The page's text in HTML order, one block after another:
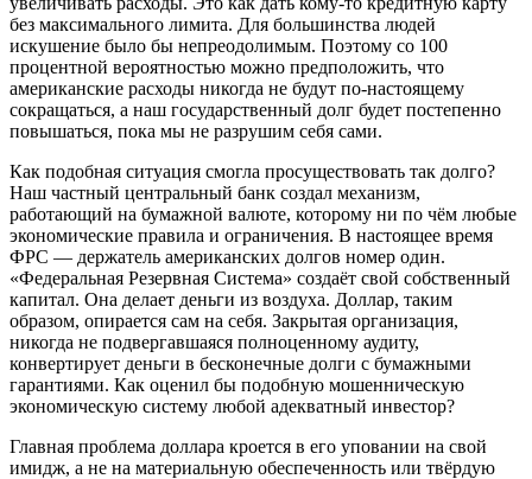
без максимального лимита. Для большинства людей
искушение было бы непреодолимым. Поэтому со 100
процентной вероятностью можно предположить, что
американские расходы никогда не будут по-настоящему
сокращаться, а наш государственный долг будет постепенно
повышаться, пока мы не разрушим себя сами.
Как подобная ситуация смогла просуществовать так долго?
Наш частный центральный банк создал механизм,
работающий на бумажной валюте, которому ни по чём любые
экономические правила и ограничения. В настоящее время
ФРС — держатель американских долгов номер один.
«Федеральная Резервная Система» создаёт свой собственный
капитал. Она делает деньги из воздуха. Доллар, таким
образом, опирается сам на себя. Закрытая организация,
никогда не подвергавшаяся полноценному аудиту,
конвертирует деньги в бесконечные долги с бумажными
гарантиями. Как оценил бы подобную мошенническую
экономическую систему любой адекватный инвестор?
Главная проблема доллара кроется в его уповании на свой
имидж, а не на материальную обеспеченность или твёрдую